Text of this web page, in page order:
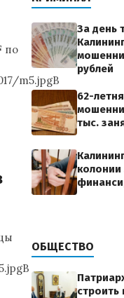
по
m5.jpgВ
За день
рублей
62-
тыс.
ОБЩЕСТВО
строить